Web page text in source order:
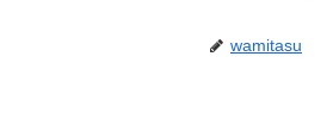
wamitasu